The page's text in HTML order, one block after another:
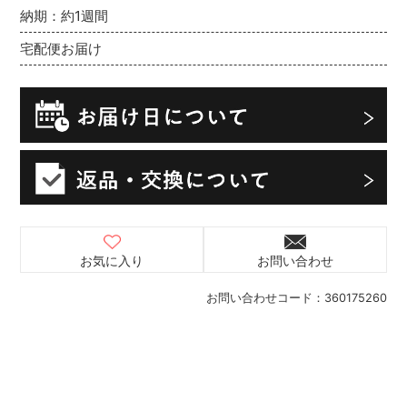
お問い合わせコード： 360175260
納期：約1週間
宅配便お届け
お気に入り お問い合わせ